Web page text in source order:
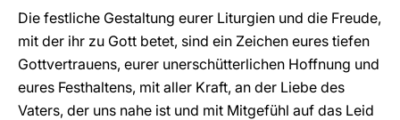
Die festliche Gestaltung eurer Liturgien und die Freude,
mit der ihr zu Gott betet, sind ein Zeichen eures tiefen
Gottvertrauens, eurer unerschütterlichen Hoffnung und
eures Festhaltens, mit aller Kraft, an der Liebe des
Vaters, der uns nahe ist und mit Mitgefühl auf das Leid